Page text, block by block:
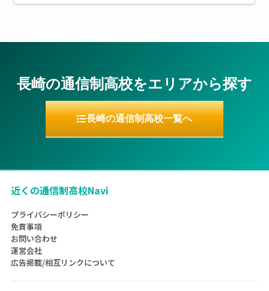
長崎の通信制高校をエリアから探す
長崎の通信制高校一覧へ
近くの通信制高校Navi
プライバシーポリシー
免責事項
お問い合わせ
運営会社
広告掲載/相互リンクについて